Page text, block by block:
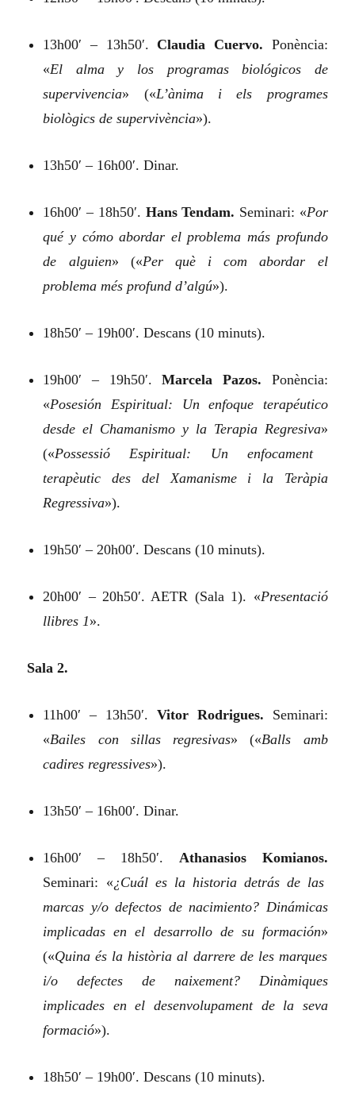
13h00′ – 13h50′. Claudia Cuervo. Ponència:
«El alma y los programas biológicos de
supervivencia» («L’ànima i els programes
biològics de supervivència»).
13h50′ – 16h00′. Dinar.
16h00′ – 18h50′. Hans Tendam. Seminari: «Por
qué y cómo abordar el problema más profundo
de alguien» («Per què i com abordar el
problema més profund d’algú»).
18h50′ – 19h00′. Descans (10 minuts).
19h00′ – 19h50′.Marcela Pazos. Ponència:
«Posesión Espiritual: Un enfoque terapéutico
desde el Chamanismo y la Terapia Regresiva»
(«Possessió Espiritual: Un enfocament
terapèutic des del Xamanisme i la Teràpia
Regressiva»).
19h50′ – 20h00′. Descans (10 minuts).
20h00′ – 20h50′. AETR (Sala 1). «Presentació
llibres 1».
Sala 2.
11h00′ – 13h50′. Vitor Rodrigues. Seminari:
«Bailes con sillas regresivas» («Balls amb
cadires regressives»).
13h50′ – 16h00′. Dinar.
16h00′ – 18h50′. Athanasios Komianos.
Seminari: «¿Cuál es la historia detrás de las
marcas y/o defectos de nacimiento? Dinámicas
implicadas en el desarrollo de su formación»
(«Quina és la història al darrere de les marques
i/o defectes de naixement? Dinàmiques
implicades en el desenvolupament de la seva
formació»).
18h50′ – 19h00′. Descans (10 minuts).